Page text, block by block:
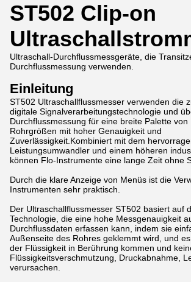
ST502 Clip-on
Ultraschall-Durchflussmessgeräte, die
Durchflussmessung verwenden.
Einleitung
ST502 Ultraschallflussmesser verwenden die
digitale Signalverarbeitungstechnologie und
Durchflussmessung für eine breite Palette von
Rohrgrößen mit hoher Genauigkeit und
Zuverlässigkeit.Kombiniert mit dem
Leistungsumwandler und einem höheren
können Flo-Instrumente eine lange Zeit ohne
Durch die klare Anzeige von Menüs ist die
Instrumenten sehr praktisch.
Der Ultraschallflussmesser ST502 basiert auf
Technologie, die eine hohe Messgenauigkeit
Durchflussdaten erfassen kann, indem sie
Außenseite des Rohres geklemmt wird, und
der Flüssigkeit in Berührung kommen und
Flüssigkeitsverschmutzung, Druckabnahme,
verursachen.